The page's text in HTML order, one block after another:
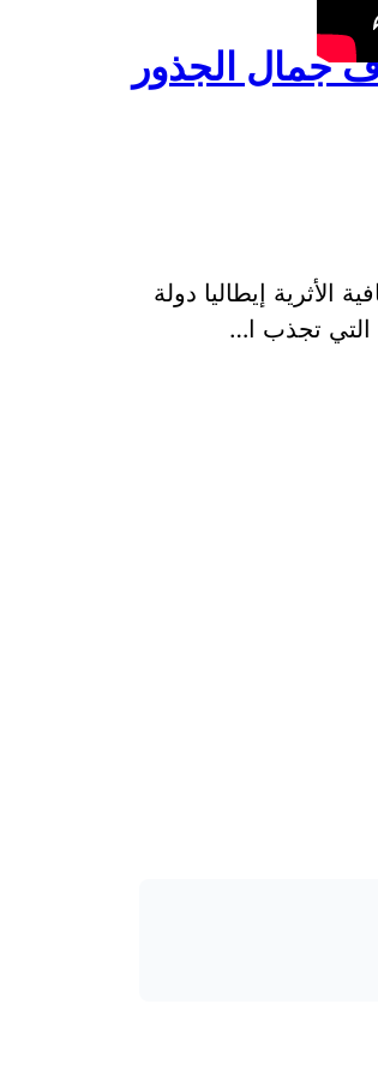
جمال الجذور
الأثرية إيطاليا دولة
التي تجذب ا…